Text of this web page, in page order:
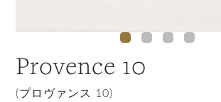
Provence 10
(プロヴァンス 10)